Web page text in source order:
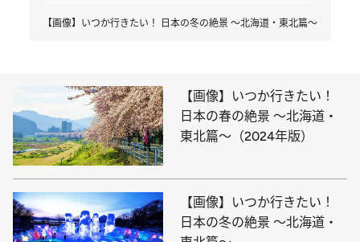
【画像】いつか行きたい！ 日本の冬の絶景 ～北海道・東北篇～
【画像】いつか行きたい！
日本の春の絶景 ～北海道・
東北篇～（2024年版）
【画像】いつか行きたい！
日本の冬の絶景 ～北海道・